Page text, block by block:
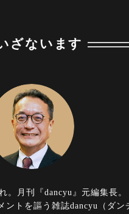
ざないます
。月刊『dancyu』元編集長。
ントを謳う雑誌dancyu（ダン